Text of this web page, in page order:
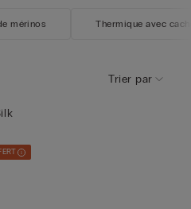
mérinos Thermique avec
Trier par